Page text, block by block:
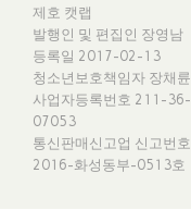
제호 캣랩
발행인 및 편집인 장영남
등록일 2017-02-13
청소년보호책임자 장채륜
사업자등록번호 211-36-
07053
통신판매신고업 신고번호
2016-화성동부-0513호